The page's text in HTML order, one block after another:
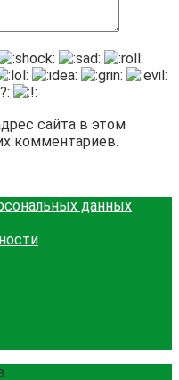
сайта в этом
комментариев.
данных